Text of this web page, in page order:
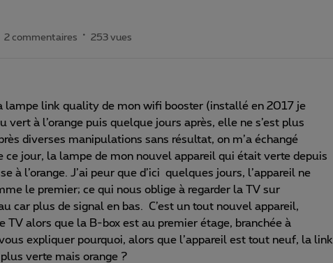
2 commentaires 253 vues
lampe link quality de mon wifi booster (installé en 2017 je
vert à l’orange puis quelque jours après, elle ne s’est plus
diverses manipulations sans résultat, on m’a échangé
ce jour, la lampe de mon nouvel appareil qui était verte depuis
à l’orange. J’ai peur que d’ici quelques jours, l’appareil ne
le premier; ce qui nous oblige à regarder la TV sur
car plus de signal en bas. C’est un tout nouvel appareil,
TV alors que la B-box est au premier étage, branchée à
expliquer pourquoi, alors que l’appareil est tout neuf, la link
verte mais orange ?